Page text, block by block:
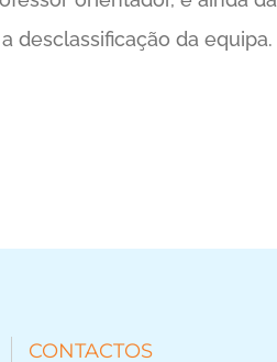
desclassificação da equipa.
CONTACTOS